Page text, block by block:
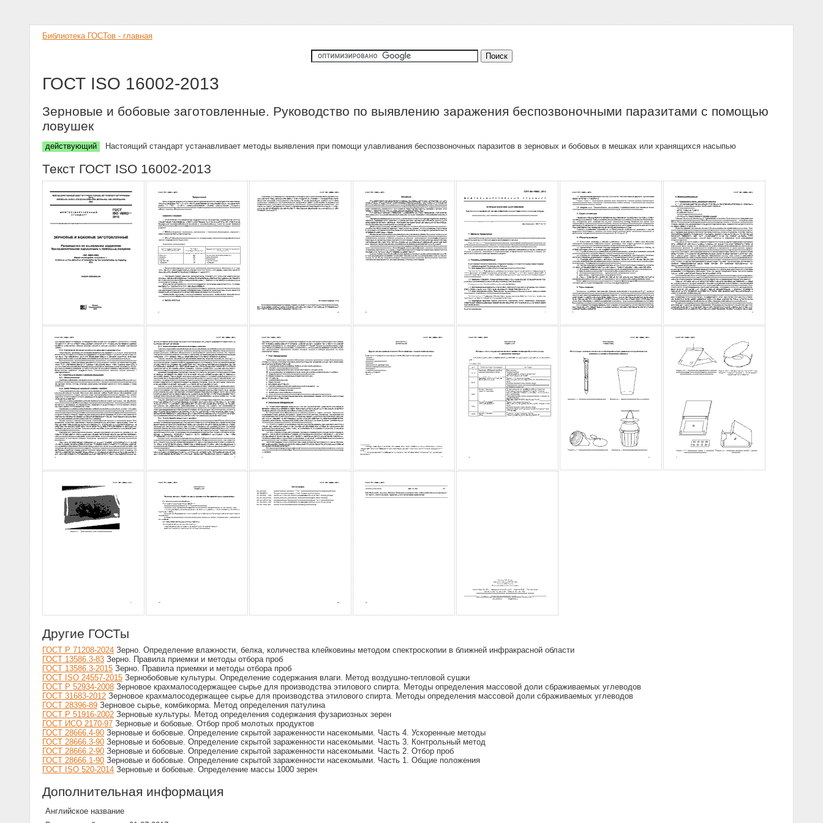
Библиотека ГОСТов - главная
ГОСТ ISO 16002-2013
Зерновые и бобовые заготовленные. Руководство по выявлению заражения беспозвоночными паразитами с помощью
ловушек
действующий Настоящий стандарт устанавливает методы выявления при помощи улавливания беспозвоночных паразитов в зерновых и бобовых в мешках или хранящихся насыпью
Текст ГОСТ ISO 16002-2013
Другие ГОСТы
ГОСТ Р 71208-2024 Зерно. Определение влажности, белка, количества клейковины методом спектроскопии в ближней инфракрасной области
ГОСТ 13586.3-83 Зерно. Правила приемки и методы отбора проб
ГОСТ 13586.3-2015 Зерно. Правила приемки и методы отбора проб
ГОСТ ISO 24557-2015 Зернобобовые культуры. Определение содержания влаги. Метод воздушно-тепловой сушки
ГОСТ Р 52934-2008 Зерновое крахмалосодержащее сырье для производства этилового спирта. Методы определения массовой доли сбраживаемых углеводов
ГОСТ 31683-2012 Зерновое крахмалосодержащее сырье для производства этилового спирта. Методы определения массовой доли сбраживаемых углеводов
ГОСТ 28396-89 Зерновое сырье, комбикорма. Метод определения патулина
ГОСТ Р 51916-2002 Зерновые культуры. Метод определения содержания фузариозных зерен
ГОСТ ИСО 2170-97 Зерновые и бобовые. Отбор проб молотых продуктов
ГОСТ 28666.4-90 Зерновые и бобовые. Определение скрытой зараженности насекомыми. Часть 4. Ускоренные методы
ГОСТ 28666.3-90 Зерновые и бобовые. Определение скрытой зараженности насекомыми. Часть 3. Контрольный метод
ГОСТ 28666.2-90 Зерновые и бобовые. Определение скрытой зараженности насекомыми. Часть 2. Отбор проб
ГОСТ 28666.1-90 Зерновые и бобовые. Определение скрытой зараженности насекомыми. Часть 1. Общие положения
ГОСТ ISO 520-2014 Зерновые и бобовые. Определение массы 1000 зерен
Дополнительная информация
Английское название